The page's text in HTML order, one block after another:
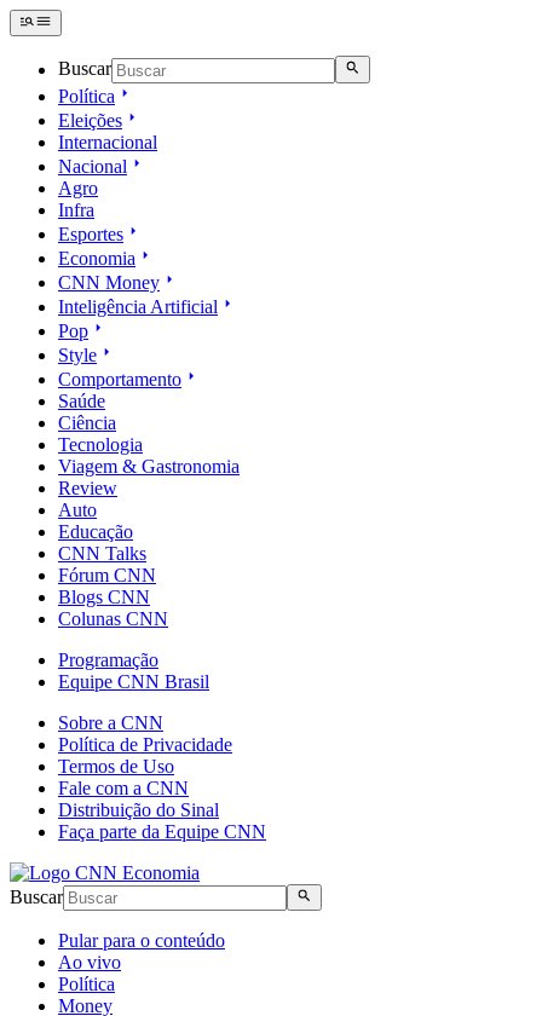
Buscar
Política
Eleições
Internacional
Nacional
Agro
Infra
Esportes
Economia
CNN Money
Inteligência Artificial
Pop
Style
Comportamento
Saúde
Ciência
Tecnologia
Viagem & Gastronomia
Review
Auto
Educação
CNN Talks
Fórum CNN
Blogs CNN
Colunas CNN
Programação
Equipe CNN Brasil
Sobre a CNN
Política de Privacidade
Termos de Uso
Fale com a CNN
Distribuição do Sinal
Faça parte da Equipe CNN
Buscar
Pular para o conteúdo
Ao vivo
Política
Money